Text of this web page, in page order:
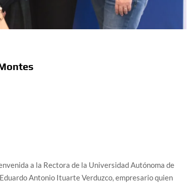
a la Rectora de la Universidad Autónoma de
Antonio Ituarte Verduzco, empresario quien